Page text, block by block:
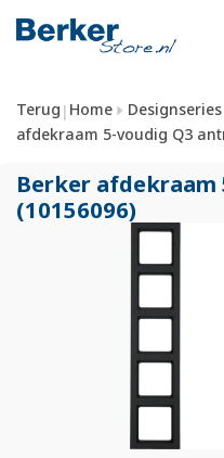
Terug | Home Designseries
afdekraam 5-voudig Q3
Berker
(10156096)